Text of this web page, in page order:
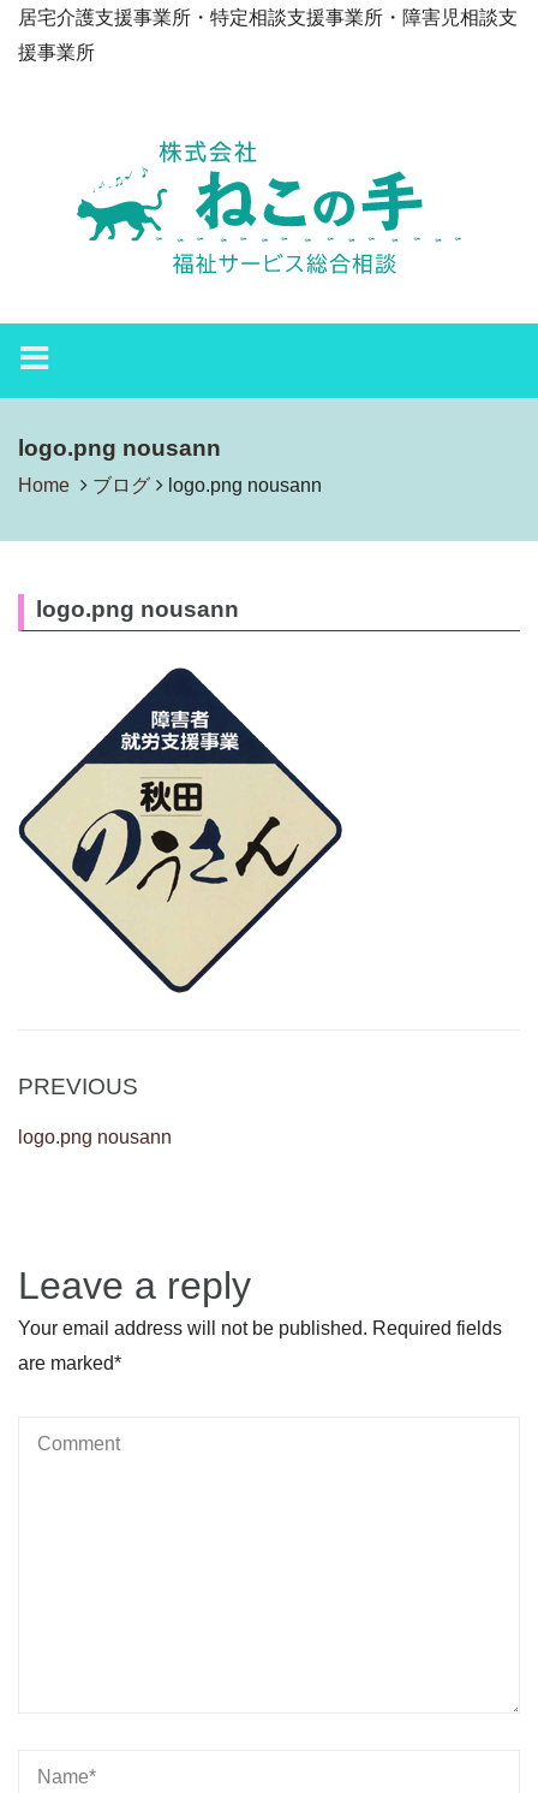
居宅介護支援事業所・特定相談支援事業所・障害児相談支
援事業所
logo.png nousann
Home ブログ logo.png nousann
logo.png nousann
Post
Previous
PREVIOUS
logo.png nousann
Leave a reply
Your email address will not be published. Required fields
are marked*